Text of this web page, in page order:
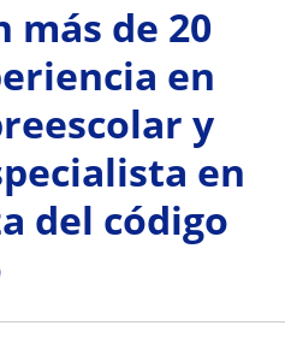
más de 20
en
y
en
del código